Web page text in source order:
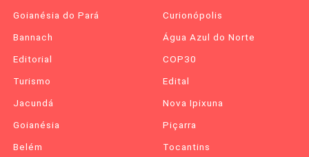
Goianésia do Pará
Curionópolis
Bannach
Água Azul do Norte
Editorial
COP30
Turismo
Edital
Jacundá
Nova Ipixuna
Goianésia
Piçarra
Belém
Tocantins